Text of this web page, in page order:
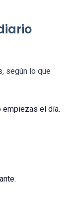
según lo que
empiezas el día.